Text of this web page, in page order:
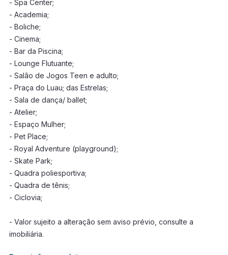
- Spa Center;
- Academia;
- Boliche;
- Cinema;
- Bar da Piscina;
- Lounge Flutuante;
- Salão de Jogos Teen e adulto;
- Praça do Luau; das Estrelas;
- Sala de dança/ ballet;
- Atelier;
- Espaço Mulher;
- Pet Place;
- Royal Adventure (playground);
- Skate Park;
- Quadra poliesportiva;
- Quadra de tênis;
- Ciclovia;
- Valor sujeito a alteração sem aviso prévio, consulte a
imobiliária.